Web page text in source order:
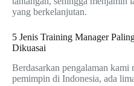
yang berkelanjutan.
5 Jenis Training Manager
Dikuasai
Berdasarkan pengalaman kami
pemimpin di Indonesia, ada